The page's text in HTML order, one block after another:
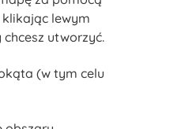
lewym
utworzyć.
(w tym celu